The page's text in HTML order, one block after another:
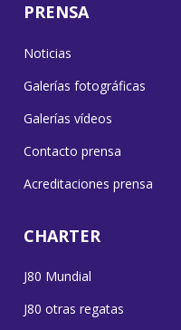
PRENSA
Noticias
Galerías fotográficas
Galerías vídeos
Contacto prensa
Acreditaciones prensa
CHARTER
J80 Mundial
J80 otras regatas